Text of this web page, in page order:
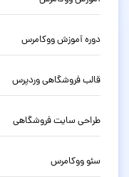
دوره آموزش ووکامرس
قالب فروشگاهی وردپرس
طراحی سایت فروشگاهی
سئو ووکامرس